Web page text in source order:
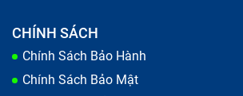
Trong trường hợp màn hình Oppo
chất lượng hình ảnh không rõ nét,
sọc; đặc biệt là cảm ứng trên màn
CHÍNH SÁCH
Chính Sách Bảo Hành
Chính Sách Bảo Mật